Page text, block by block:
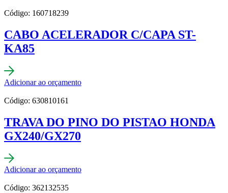
Código: 160718239
CABO ACELERADOR C/CAPA ST-
KA85
Adicionar ao orçamento
Código: 630810161
TRAVA DO PINO DO PISTAO HONDA
GX240/GX270
Adicionar ao orçamento
Código: 362132535